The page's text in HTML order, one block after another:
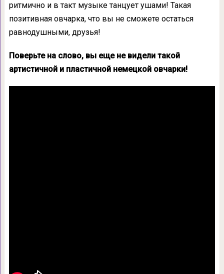
ритмично и в такт музыке танцует ушами! Такая
позитивная овчарка, что вы не сможете остаться
равнодушными, друзья!
Поверьте на слово, вы еще не видели такой
артистичной и пластичной немецкой овчарки!